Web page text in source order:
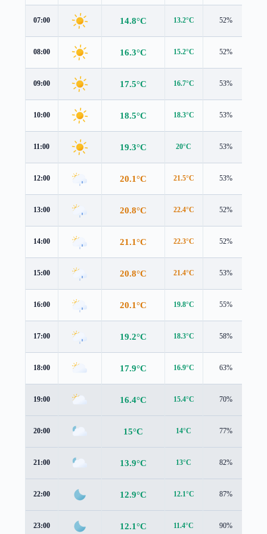
07:00 14.8°C 13.2°C 52%
08:00 16.3°C 15.2°C 52%
09:00 17.5°C 16.7°C 53%
10:00 18.5°C 18.3°C 53%
11:00 19.3°C 20°C 53%
12:00 20.1°C 21.5°C 53%
13:00 20.8°C 22.4°C 52%
14:00 21.1°C 22.3°C 52%
15:00 20.8°C 21.4°C 53%
16:00 20.1°C 19.8°C 55%
17:00 19.2°C 18.3°C 58%
18:00 17.9°C 16.9°C 63%
19:00 16.4°C 15.4°C 70%
20:00 15°C 14°C 77%
21:00 13.9°C 13°C 82%
22:00 12.9°C 12.1°C 87%
23:00 12.1°C 11.4°C 90%